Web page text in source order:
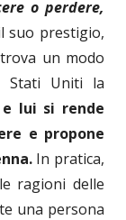
o perdere,
suo prestigio,
un modo
Stati Uniti la
lui si rende
e propone
In pratica,
ragioni delle
una persona